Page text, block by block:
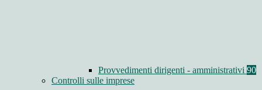
Provvedimenti dirigenti - amministrativi 90
Controlli sulle imprese